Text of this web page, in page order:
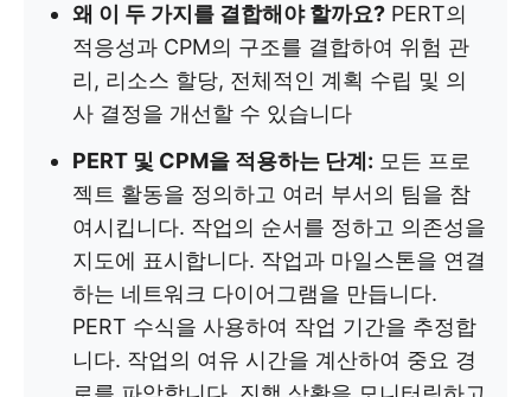
왜 이 두 가지를 결합해야 할까요? PERT의
적응성과 CPM의 구조를 결합하여 위험 관
리, 리소스 할당, 전체적인 계획 수립 및 의
사 결정을 개선할 수 있습니다
PERT 및 CPM을 적용하는 단계: 모든 프로
젝트 활동을 정의하고 여러 부서의 팀을 참
여시킵니다. 작업의 순서를 정하고 의존성을
지도에 표시합니다. 작업과 마일스톤을 연결
하는 네트워크 다이어그램을 만듭니다.
PERT 수식을 사용하여 작업 기간을 추정합
니다. 작업의 여유 시간을 계산하여 중요 경